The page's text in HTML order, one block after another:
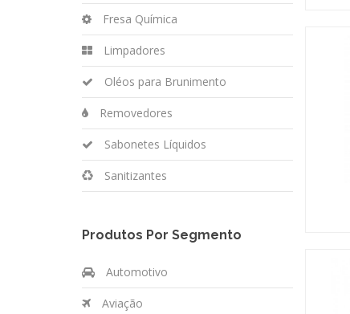
Fresa Química
Limpadores
Oléos para Brunimento
Removedores
Sabonetes Líquidos
Sanitizantes
Produtos Por Segmento
Automotivo
Aviação